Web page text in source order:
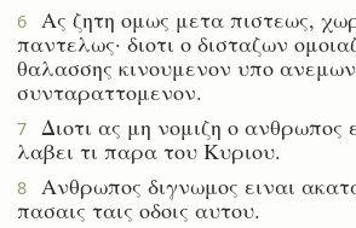
6
Ας ζητη ομως μετα πιστεως,
παντελως· διοτι ο δισταζων
θαλασσης κινουμενον υπο
συνταραττομενον.
7
Διοτι ας μη νομιζη ο ανθρωπος
λαβει τι παρα του Κυριου.
8
Ανθρωπος διγνωμος ειναι
πασαις ταις οδοις αυτου.